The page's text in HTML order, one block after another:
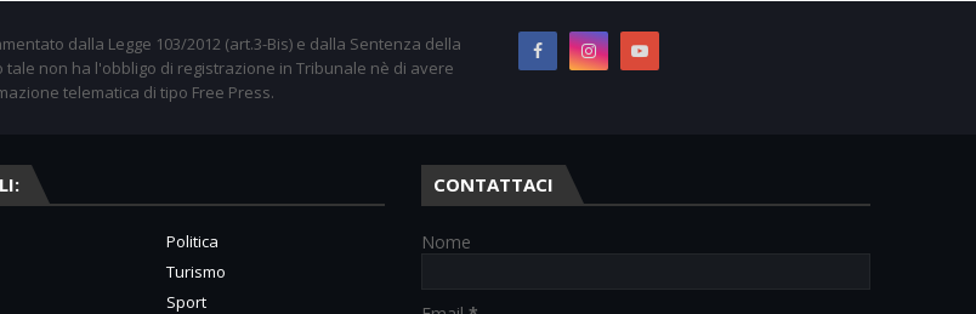
dalla Legge 103/2012 (art.3-Bis) e dalla Sentenza della
tale non ha l'obbligo di registrazione in Tribunale nè di avere
telematica di tipo Free Press.
Politica
Turismo
Sport
CONTATTACI
Nome